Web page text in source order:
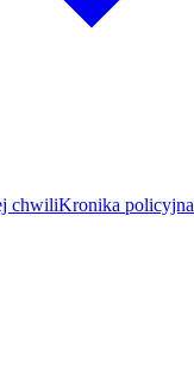
chwiliKronika policyjna